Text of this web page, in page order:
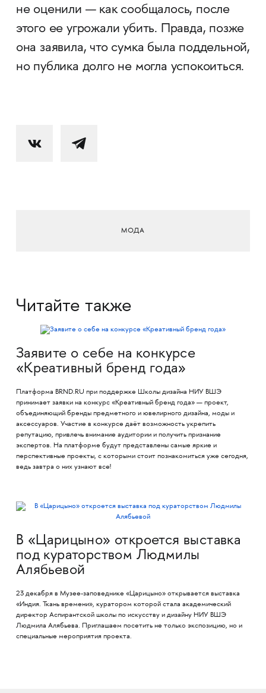
не оценили — как сообщалось, после
этого ее угрожали убить. Правда, позже
она заявила, что сумка была поддельной,
но публика долго не могла успокоиться.
МОДА
Читайте также
Заявите о себе на конкурсе
«Креативный бренд года»
Платформа BRND.RU при поддержке Школы дизайна НИУ ВШЭ
принимает заявки на конкурс «Креативный бренд года» — проект,
объединяющий бренды предметного и ювелирного дизайна, моды и
аксессуаров. Участие в конкурсе даёт возможность укрепить
репутацию, привлечь внимание аудитории и получить признание
экспертов. На платформе будут представлены самые яркие и
перспективные проекты, с которыми стоит познакомиться уже сегодня,
ведь завтра о них узнают все!
В «Царицыно» откроется выставка
под кураторством Людмилы
Алябьевой
23 декабря в Музее-заповеднике «Царицыно» открывается выставка
«Индия. Ткань времени», куратором которой стала академический
директор Аспирантской школы по искусству и дизайну НИУ ВШЭ
Людмила Алябьева. Приглашаем посетить не только экспозицию, но и
специальные мероприятия проекта.